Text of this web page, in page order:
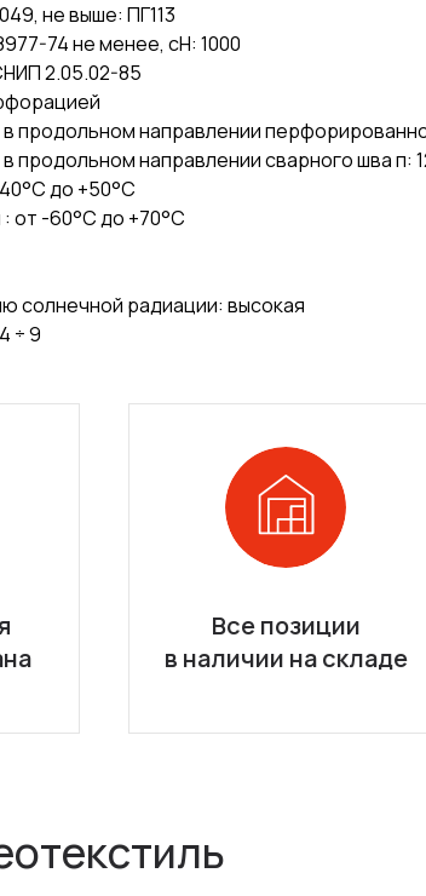
не выше: ПГ113
74 не менее, сН: 1000
2.05.02-85
продольном направлении
продольном направлении сварного шва п:
до +50°С
от -60°С до +70°С
солнечной радиации: высокая
÷ 9
Все позиции
в наличии на складе